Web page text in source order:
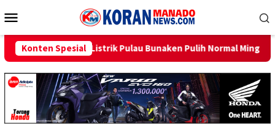
ke
Mobile
Konten Spesial
Bunaken Pulih Normal Minggu Ini Sambut HUT RI ke-